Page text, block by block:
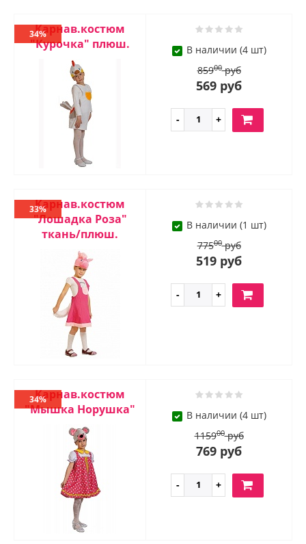
Карнав.костюм
"Курочка" плюш.
34%
В наличии (4 шт)
85900руб
569 руб
Карнав.костюм
"Лошадка Роза"
ткань/плюш.
33%
В наличии (1 шт)
77500руб
519 руб
Карнав.костюм
"Мышка Норушка"
34%
В наличии (4 шт)
115900руб
769 руб